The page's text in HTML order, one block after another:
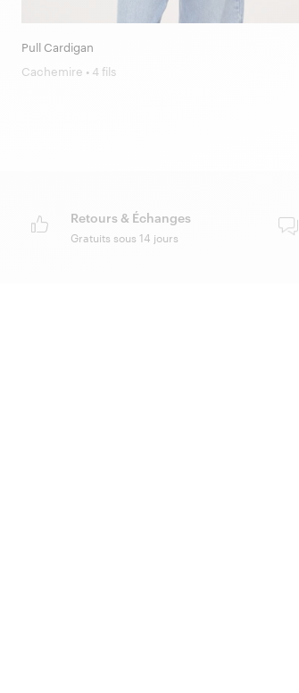
Pull Cardigan
Cachemire • 4 fils
Retours & Échanges
Gratuits sous 14 jours